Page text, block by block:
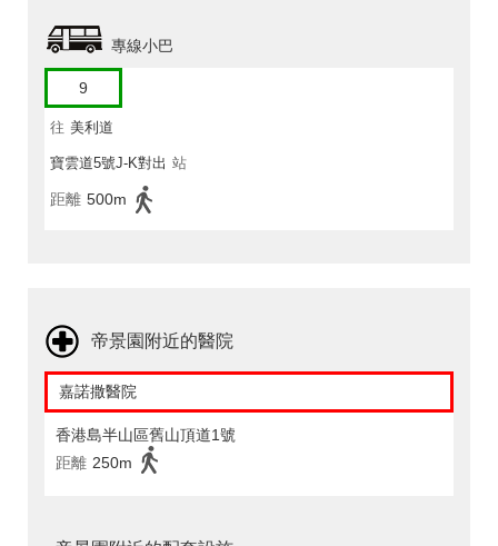
專線小巴
9
往 美利道
寶雲道5號J-K對出 站
距離 500m
帝景園附近的醫院
嘉諾撒醫院
香港島半山區舊山頂道1號
距離 250m